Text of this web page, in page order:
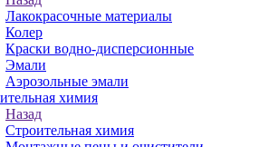
Лакокрасочные материалы
Колер
Краски водно-дисперсионные
Эмали
Аэрозольные эмали
химия
Назад
Строительная химия